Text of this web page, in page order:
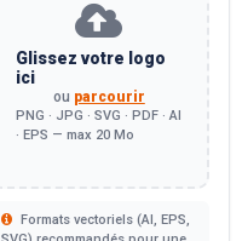
Glissez votre logo
ici
ou parcourir
PNG · JPG · SVG · PDF · AI
· EPS — max 20 Mo
Formats vectoriels (AI, EPS,